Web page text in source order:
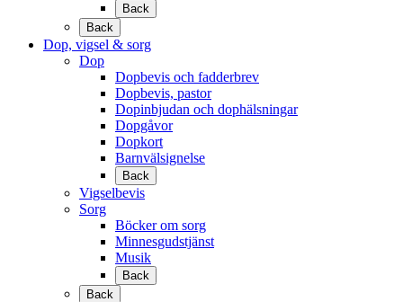
Back
Back
Dop, vigsel & sorg
Dop
Dopbevis och fadderbrev
Dopbevis, pastor
Dopinbjudan och dophälsningar
Dopgåvor
Dopkort
Barnvälsignelse
Back
Vigselbevis
Sorg
Böcker om sorg
Minnesgudstjänst
Musik
Back
Back